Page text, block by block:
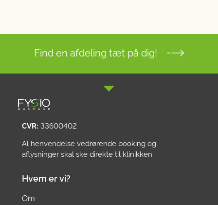
Find en afdeling tæt på dig!
CVR: 33600402
Al henvendelse vedrørende booking og
aflysninger skal ske direkte til klinikken.
Hvem er vi?
Om